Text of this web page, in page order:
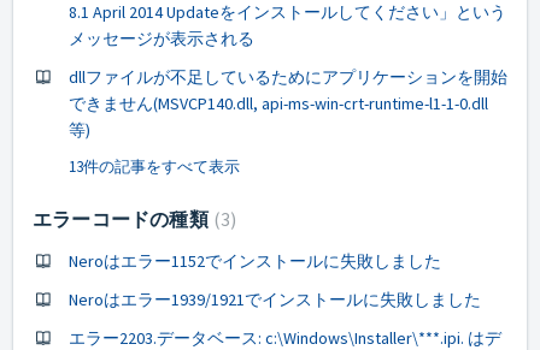
8.1 April 2014 Updateをインストールしてください」という
メッセージが表示される
dllファイルが不足しているためにアプリケーションを開始
できません(MSVCP140.dll, api-ms-win-crt-runtime-l1-1-0.dll
等)
13件の記事をすべて表示
エラーコードの種類 3
Neroはエラー1152でインストールに失敗しました
Neroはエラー1939/1921でインストールに失敗しました
エラー2203.データベース: c:\Windows\Installer\***.ipi. はデ